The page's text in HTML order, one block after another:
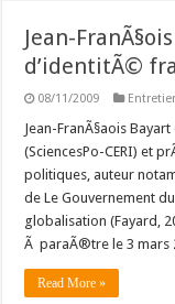
Jean-
d’identitÃ©
08/11/2009
Jean-FranÃ§aois
(SciencesPo-CERI) et
politiques, auteur
de Le Gouvernement
globalisation (Fayard,
Ã paraÃ®tre le 3 mars
Read More »